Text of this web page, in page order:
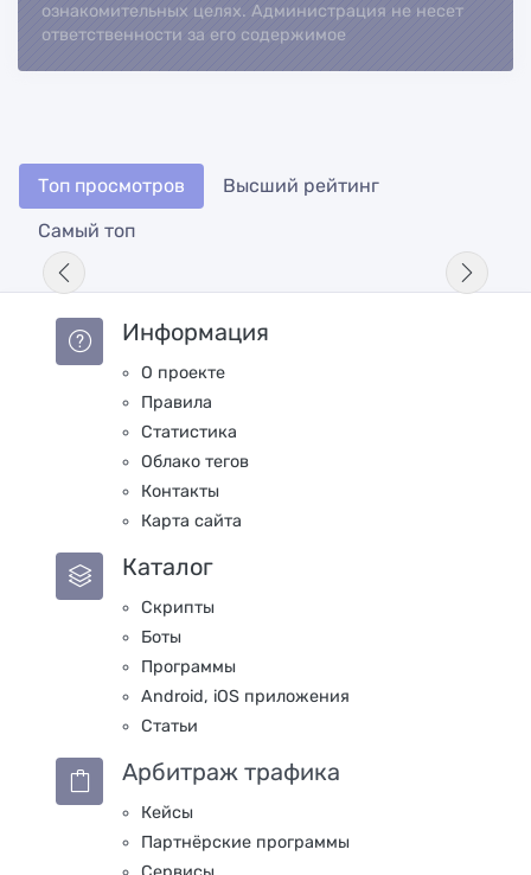
ознакомительных целях. Администрация не несет
ответственности за его содержимое
Топ просмотров
Высший рейтинг
Самый топ
Информация
О проекте
Правила
Статистика
Облако тегов
Контакты
Карта сайта
Каталог
Скрипты
Боты
Программы
Android, iOS приложения
Статьи
Арбитраж трафика
Кейсы
Партнёрские программы